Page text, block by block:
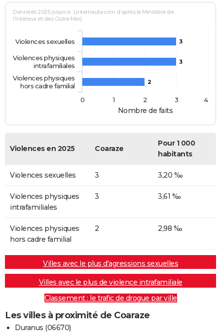
Nombre de faits
Données 2025 (source : Linternaute.com d'après le Ministère de
l'Intérieur et des Outre-Mer)
3
3
2
Violences sexuelles
Violences physiques
intrafamiliales
Violences physiques
hors cadre familial
0
1 2 3 4
Violences en 2025 Coaraze
Pour 1 000
habitants
Violences sexuelles 3 3,20 ‰
Violences physiques
intrafamiliales
3 3,61 ‰
Violences physiques
hors cadre familial
2 2,98 ‰
Villes avec le plus d'agressions sexuelles
Villes avec le plus de violence intrafamiliale
Classement : le trafic de drogue par ville
Les villes à proximité de Coaraze
Duranus (06670)